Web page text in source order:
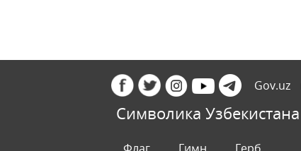
Gov.uz
Символика Узбекистана